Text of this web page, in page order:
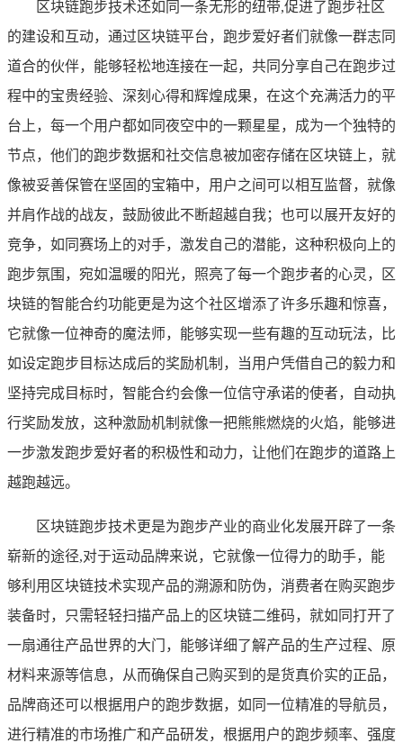
区块链跑步技术还如同一条无形的纽带,促进了跑步社区
的建设和互动，通过区块链平台，跑步爱好者们就像一群志同
道合的伙伴，能够轻松地连接在一起，共同分享自己在跑步过
程中的宝贵经验、深刻心得和辉煌成果，在这个充满活力的平
台上，每一个用户都如同夜空中的一颗星星，成为一个独特的
节点，他们的跑步数据和社交信息被加密存储在区块链上，就
像被妥善保管在坚固的宝箱中，用户之间可以相互监督，就像
并肩作战的战友，鼓励彼此不断超越自我；也可以展开友好的
竞争，如同赛场上的对手，激发自己的潜能，这种积极向上的
跑步氛围，宛如温暖的阳光，照亮了每一个跑步者的心灵，区
块链的智能合约功能更是为这个社区增添了许多乐趣和惊喜，
它就像一位神奇的魔法师，能够实现一些有趣的互动玩法，比
如设定跑步目标达成后的奖励机制，当用户凭借自己的毅力和
坚持完成目标时，智能合约会像一位信守承诺的使者，自动执
行奖励发放，这种激励机制就像一把熊熊燃烧的火焰，能够进
一步激发跑步爱好者的积极性和动力，让他们在跑步的道路上
越跑越远。
区块链跑步技术更是为跑步产业的商业化发展开辟了一条
崭新的途径,对于运动品牌来说，它就像一位得力的助手，能
够利用区块链技术实现产品的溯源和防伪，消费者在购买跑步
装备时，只需轻轻扫描产品上的区块链二维码，就如同打开了
一扇通往产品世界的大门，能够详细了解产品的生产过程、原
材料来源等信息，从而确保自己购买到的是货真价实的正品，
品牌商还可以根据用户的跑步数据，如同一位精准的导航员，
进行精准的市场推广和产品研发，根据用户的跑步频率、强度